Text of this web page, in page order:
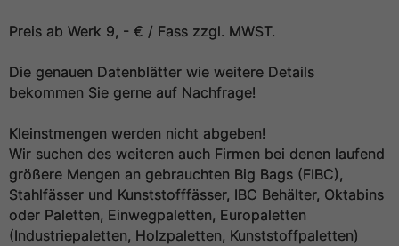
Preis ab Werk 9, - € / Fass zzgl. MWST.
Die genauen Datenblätter wie weitere Details
bekommen Sie gerne auf Nachfrage!
Kleinstmengen werden nicht abgeben!
Wir suchen des weiteren auch Firmen bei denen laufend
größere Mengen an gebrauchten Big Bags (FIBC),
Stahlfässer und Kunststofffässer, IBC Behälter, Oktabins
oder Paletten, Einwegpaletten, Europaletten
(Industriepaletten, Holzpaletten, Kunststoffpaletten)